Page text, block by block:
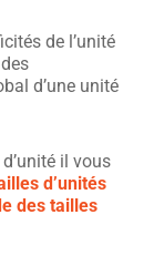
de l’unité
d’une unité
il vous
d’unités
des tailles